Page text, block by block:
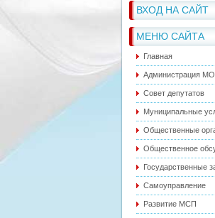
ВХОД НА САЙТ
МЕНЮ САЙТА
Главная
Администрация МО
Совет депутатов
Муниципальные
Общественные
Общественное
Государственные
Самоуправление
Развитие МСП